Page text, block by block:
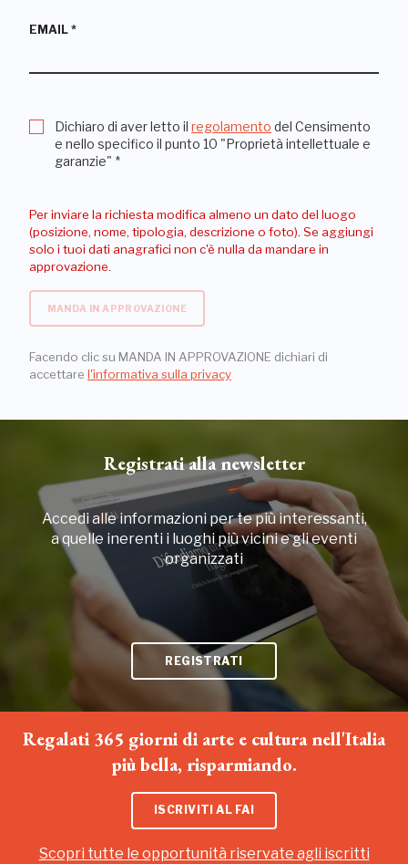
EMAIL *
Dichiaro di aver letto il regolamento del Censimento
e nello specifico il punto 10 "Proprietà intellettuale e
garanzie" *
Per inviare la richiesta modifica almeno un dato del luogo
(posizione, nome, tipologia, descrizione o foto). Se aggiungi
solo i tuoi dati anagrafici non c'è nulla da mandare in
approvazione.
MANDA IN APPROVAZIONE
Facendo clic su MANDA IN APPROVAZIONE dichiari di
accettare l'informativa sulla privacy
Registrati alla newsletter
Accedi alle informazioni per te più interessanti,
a quelle inerenti i luoghi più vicini e gli eventi
organizzati
REGISTRATI
Regalati 365 giorni di arte e cultura nell'Italia
più bella, risparmiando.
ISCRIVITI AL FAI
Scopri tutte le opportunità riservate agli iscritti